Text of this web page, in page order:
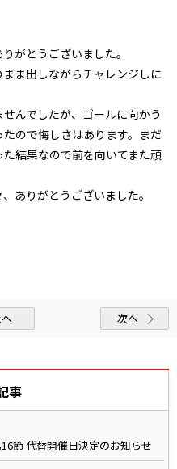
がとうございました。
ま出しながらチャレンジしに
んでしたが、ゴールに向かう
ので悔しさはあります。まだ
結果なので前を向いてまた頑
ありがとうございました。
次へ
事
節 代替開催日決定のお知らせ